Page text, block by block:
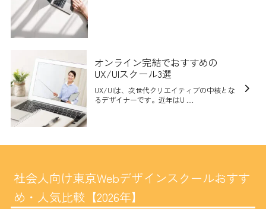
オンライン完結でおすすめの
UX/UIスクール3選
UX/UIは、次世代クリエイティブの中核とな
るデザイナーです。近年はU ....
社会人向け東京Webデザインスクールおすす
め・人気比較【2026年】